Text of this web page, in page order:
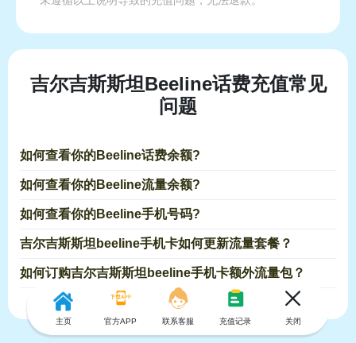
吉尔吉斯斯坦Beeline话费充值常见
问题
如何查看你的Beeline话费余额?
如何查看你的Beeline流量余额?
如何查看你的Beeline手机号码?
吉尔吉斯斯坦beeline手机卡如何更新流量套餐？
如何订购吉尔吉斯斯坦beeline手机卡额外流量包？
主页 官方APP 联系客服 充值记录 关闭